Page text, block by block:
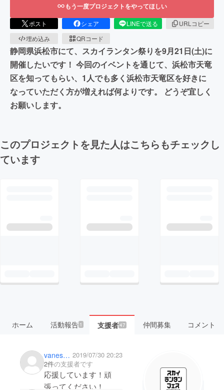
もう一度プロジェクトをやってほしい
ポスト シェア LINEで送る
URLコピー
埋め込み
QRコード
静岡県浜松市にて、スカイランタン祭りを9月21日(土)に
開催したいです！ 今回のイベントを通じて、浜松市天竜
区を知ってもらい、1人でも多く浜松市天竜区を好きに
なっていただく方が増えれば何よりです。 どうぞ宜しく
お願いします。
このプロジェクトを見た人はこちらもチェックし
ています
ホーム 活動報告1 支援者47 仲間募集 コメント
vanessah 2019/07/30 20:23
2件の支援者です
応援しています！頑
張ってください！